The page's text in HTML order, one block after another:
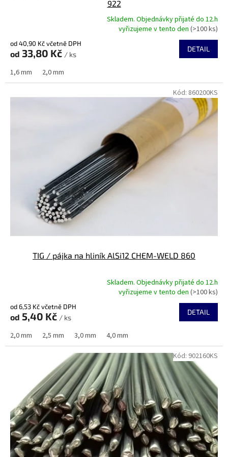
922
produktu
je
z
5
Skladem. Objednávky přijaté do 12.h
vyřizujeme v tento den(>100 ks)
od 40,90 Kč včetně DPH
od 33,80 Kč / ks
DETAIL
1,6 mm 2,0 mm
TIG / pájka na hliník AlSi12 CHEM-WELD 860
produktu
je
z
5
Skladem. Objednávky přijaté do 12.h
vyřizujeme v tento den(>100 ks)
od 6,53 Kč včetně DPH
od 5,40 Kč / ks
DETAIL
2,0 mm 2,5 mm 3,0 mm 4,0 mm
Kód: 860200KS
Kód: 902160KS